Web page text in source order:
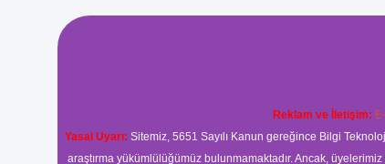
Reklam ve İletişim:
Yasal Uyarı: Sitemiz, 5651 Sayılı Kanun gereğince Bilgi
araştırma yükümlülüğümüz bulunmamaktadır. Ancak,